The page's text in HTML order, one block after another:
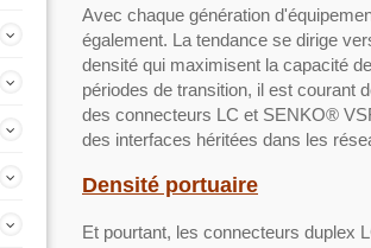
Avec chaque génération
également. La tendance se dirige
densité qui maximisent la capacité
périodes de transition, il est courant
des connecteurs LC et SENKO®
des interfaces héritées dans les
Densité portuaire
Et pourtant, les connecteurs duplex